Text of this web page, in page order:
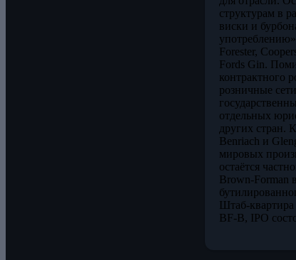
структурам в
виски и
Forester,
Fords Gin.
контрактного
розничные
отдельных
других стран.
Benriach и
мировых
остаётся
Brown-Forman
Штаб-
BF-B, IPO